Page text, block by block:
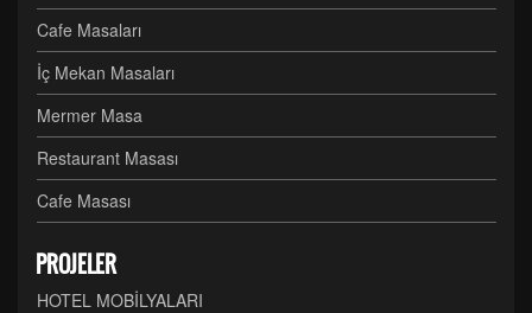
Cafe Masaları
İç Mekan Masaları
Mermer Masa
Restaurant Masası
Cafe Masası
PROJELER
HOTEL MOBİLYALARI